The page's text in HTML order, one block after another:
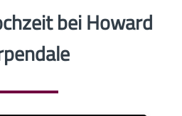
bei Howard